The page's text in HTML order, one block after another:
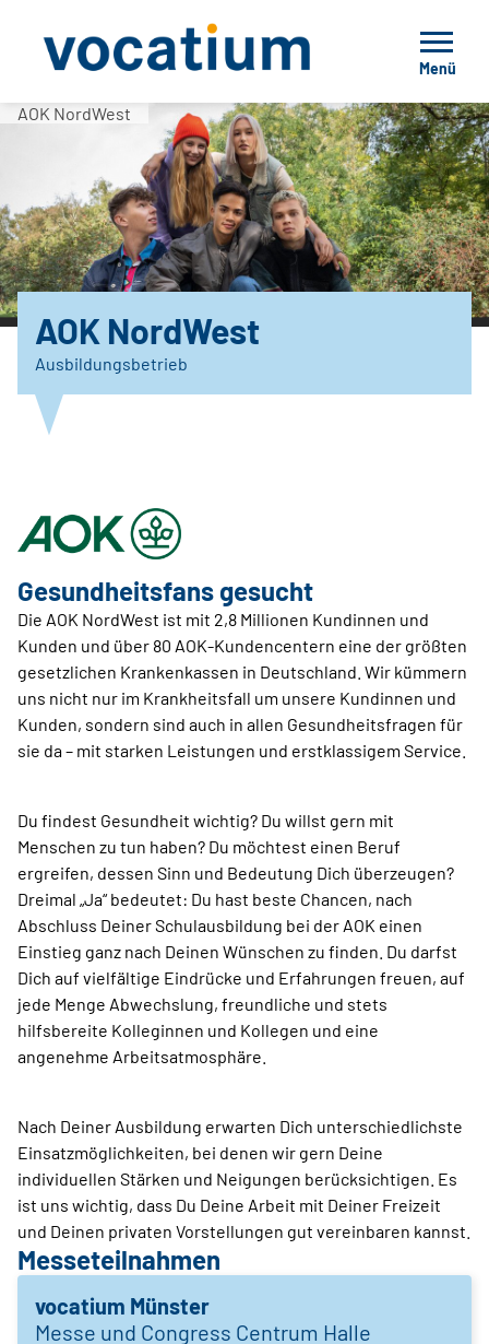
Menü
AOK NordWest
AOK NordWest
Ausbildungsbetrieb
Gesundheitsfans gesucht
Die AOK NordWest ist mit 2,8 Millionen Kundinnen und
Kunden und über 80 AOK-Kundencentern eine der größten
gesetzlichen Krankenkassen in Deutschland. Wir kümmern
uns nicht nur im Krankheitsfall um unsere Kundinnen und
Kunden, sondern sind auch in allen Gesundheitsfragen für
sie da – mit starken Leistungen und erstklassigem Service.
Du findest Gesundheit wichtig? Du willst gern mit
Menschen zu tun haben? Du möchtest einen Beruf
ergreifen, dessen Sinn und Bedeutung Dich überzeugen?
Dreimal „Ja“ bedeutet: Du hast beste Chancen, nach
Abschluss Deiner Schulausbildung bei der AOK einen
Einstieg ganz nach Deinen Wünschen zu finden. Du darfst
Dich auf vielfältige Eindrücke und Erfahrungen freuen, auf
jede Menge Abwechslung, freundliche und stets
hilfsbereite Kolleginnen und Kollegen und eine
angenehme Arbeitsatmosphäre.
Nach Deiner Ausbildung erwarten Dich unterschiedlichste
Einsatzmöglichkeiten, bei denen wir gern Deine
individuellen Stärken und Neigungen berücksichtigen. Es
ist uns wichtig, dass Du Deine Arbeit mit Deiner Freizeit
und Deinen privaten Vorstellungen gut vereinbaren kannst.
Messeteilnahmen
vocatium Münster
Messe und Congress Centrum Halle